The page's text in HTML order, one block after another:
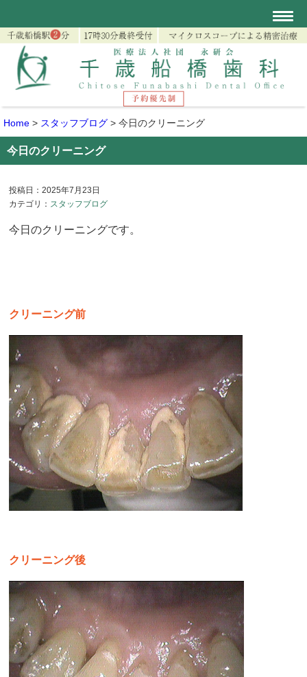
Home > スタッフブログ > 今日のクリーニング
今日のクリーニング
投稿日：2025年7月23日
カテゴリ： スタッフブログ
今日のクリーニングです。
クリーニング前
クリーニング後